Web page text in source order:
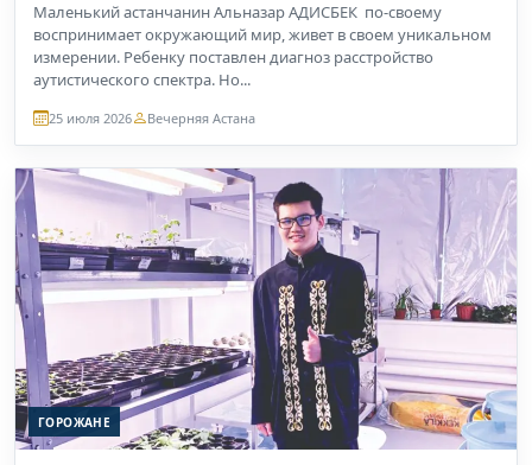
Маленький астанчанин Альназар АДИСБЕК по-своему
воспринимает окружающий мир, живет в своем уникальном
измерении. Ребенку поставлен диагноз расстройство
аутистического спектра. Но...
25 июля 2026 Вечерняя Астана
ГОРОЖАНЕ